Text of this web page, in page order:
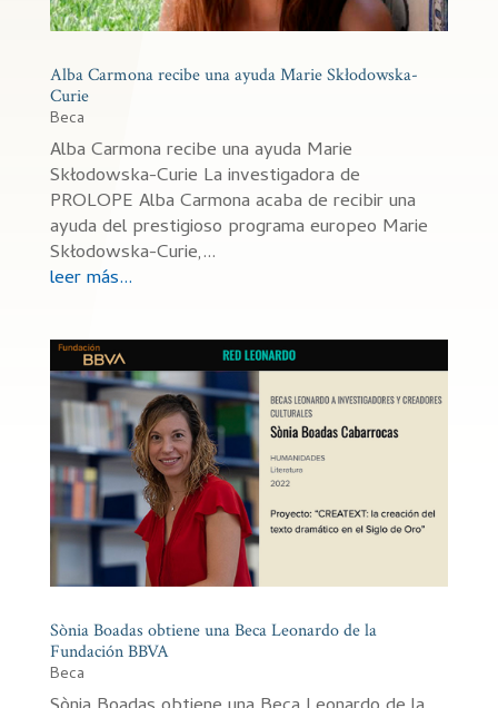
Alba Carmona recibe una ayuda Marie Skłodowska-
Curie
Beca
Alba Carmona recibe una ayuda Marie
Skłodowska-Curie La investigadora de
PROLOPE Alba Carmona acaba de recibir una
ayuda del prestigioso programa europeo Marie
Skłodowska-Curie,...
leer más...
Sònia Boadas obtiene una Beca Leonardo de la
Fundación BBVA
Beca